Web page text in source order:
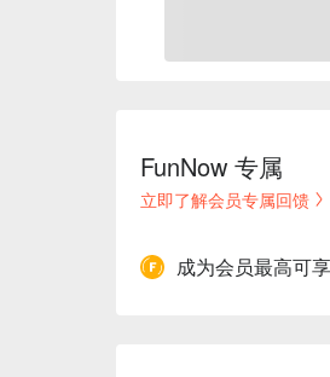
FunNow 专属
立即了解会员专属回馈
成为会员最高可